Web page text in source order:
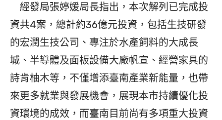
經發局張婷媛局長指出，本次解列已完成投
資共4案，總計約36億元投資，包括生技研發
的宏潤生技公司、專注於水產飼料的大成長
城、半導體及面板設備大廠帆宣、經營家具的
詩肯柚木等，不僅增添臺南產業新能量，也帶
來更多就業與發展機會，展現本市持續優化投
資環境的成效，而臺南目前尚有多項重大投資